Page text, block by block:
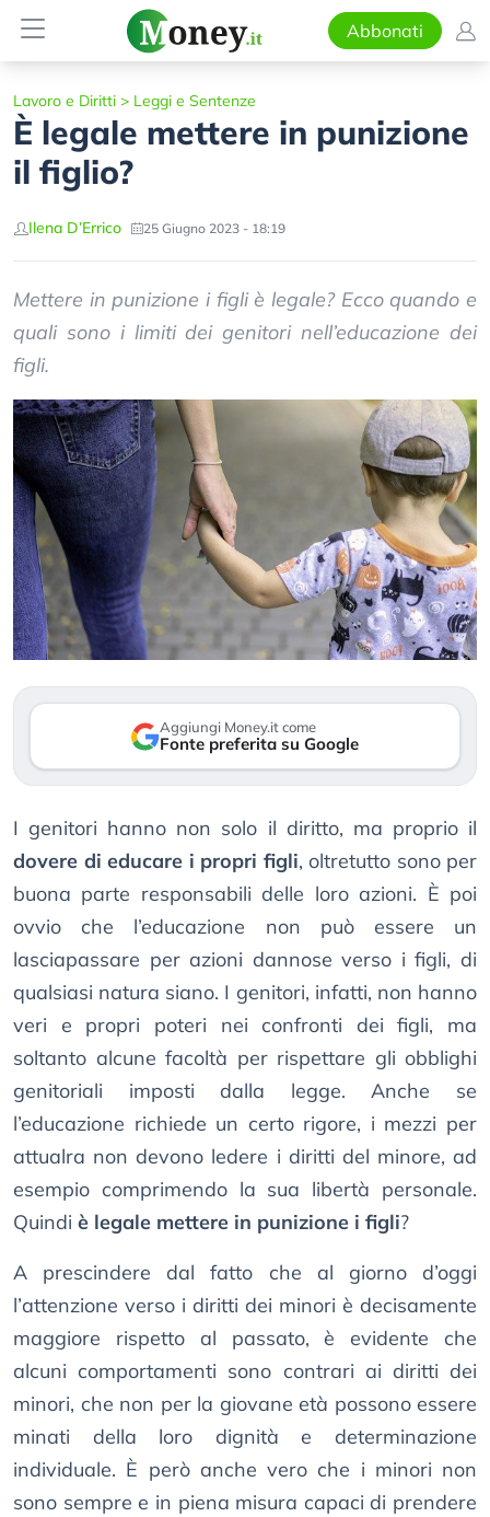
Abbonati
Lavoro e Diritti > Leggi e Sentenze
È legale mettere in punizione
il figlio?
Ilena D’Errico 25 Giugno 2023 - 18:19
Mettere in punizione i figli è legale? Ecco quando e
quali sono i limiti dei genitori nell’educazione dei
figli.
Aggiungi Money.it come
Fonte preferita su Google
I genitori hanno non solo il diritto, ma proprio il
dovere di educare i propri figli, oltretutto sono per
buona parte responsabili delle loro azioni. È poi
ovvio che l’educazione non può essere un
lasciapassare per azioni dannose verso i figli, di
qualsiasi natura siano. I genitori, infatti, non hanno
veri e propri poteri nei confronti dei figli, ma
soltanto alcune facoltà per rispettare gli obblighi
genitoriali imposti dalla legge. Anche se
l’educazione richiede un certo rigore, i mezzi per
attualra non devono ledere i diritti del minore, ad
esempio comprimendo la sua libertà personale.
Quindi è legale mettere in punizione i figli?
A prescindere dal fatto che al giorno d’oggi
l’attenzione verso i diritti dei minori è decisamente
maggiore rispetto al passato, è evidente che
alcuni comportamenti sono contrari ai diritti dei
minori, che non per la giovane età possono essere
minati della loro dignità e determinazione
individuale. È però anche vero che i minori non
sono sempre e in piena misura capaci di prendere